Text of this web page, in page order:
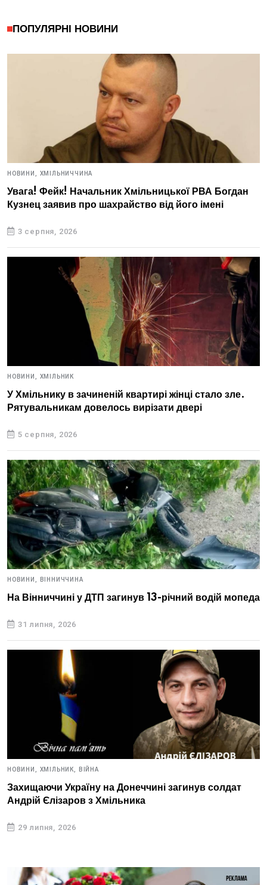
ПОПУЛЯРНІ НОВИНИ
НОВИНИ, ХМІЛЬНИЧЧИНА
Увага! Фейк! Начальник Хмільницької РВА Богдан
Кузнец заявив про шахрайство від його імені
3 серпня, 2026
НОВИНИ, ХМІЛЬНИК
У Хмільнику в зачиненій квартирі жінці стало зле.
Рятувальникам довелось вирізати двері
5 серпня, 2026
НОВИНИ, ВІННИЧЧИНА
На Вінниччині у ДТП загинув 13-річний водій мопеда
31 липня, 2026
НОВИНИ, ХМІЛЬНИК, ВІЙНА
Захищаючи Україну на Донеччині загинув солдат
Андрій Єлізаров з Хмільника
29 липня, 2026